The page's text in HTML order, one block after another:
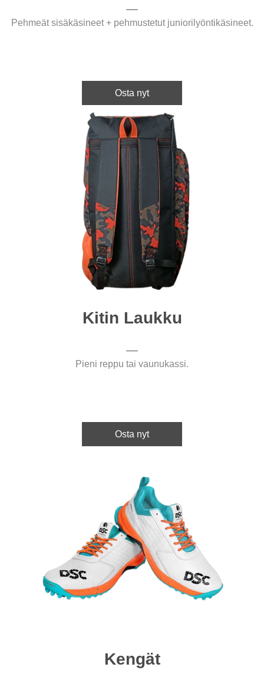
Pehmeät sisäkäsineet + pehmustetut juniorilyöntikäsineet.
Osta nyt
Kitin Laukku
Pieni reppu tai vaunukassi.
Osta nyt
Kengät